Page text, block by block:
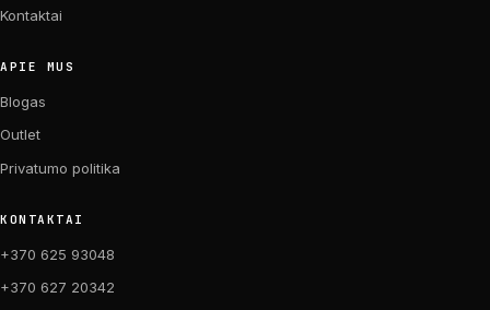
Kontaktai
APIE MUS
Blogas
Outlet
Privatumo politika
KONTAKTAI
+370 625 93048
+370 627 20342